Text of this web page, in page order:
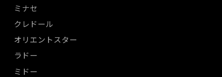
ミナセ
クレドール
オリエントスター
ラドー
ミドー